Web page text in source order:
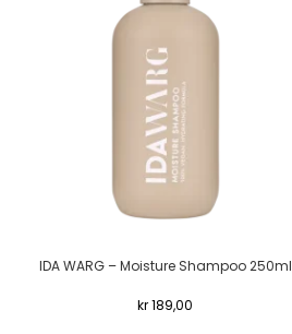
IDA WARG – Moisture Shampoo 250ml
kr189,00